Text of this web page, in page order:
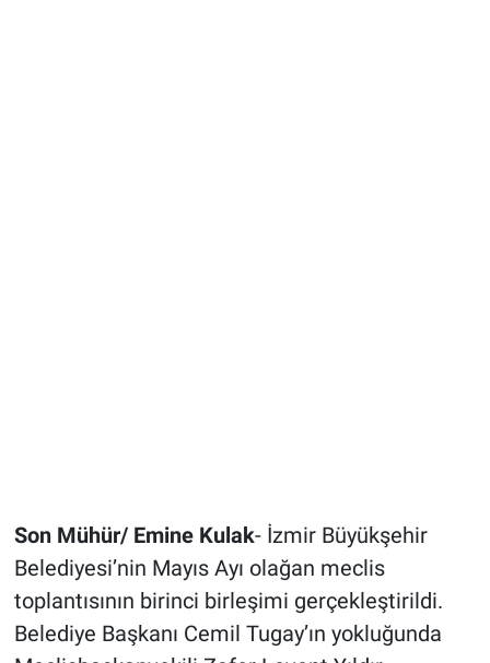
Son Mühür/ Emine Kulak- İzmir Büyükşehir
Belediyesi’nin Mayıs Ayı olağan meclis
toplantısının birinci birleşimi gerçekleştirildi.
Belediye Başkanı Cemil Tugay’ın yokluğunda